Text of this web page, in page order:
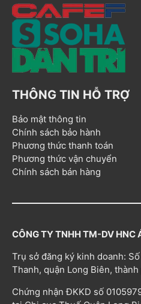
THÔNG TIN HỖ TRỢ
Bảo mật thông tin
Chính sách bảo hành
Phương thức thanh toán
Phương thức vận chuyển
Chính sách bán hàng
CÔNG TY TNHH TM-DV HNC
Trụ sở đăng ký kinh doanh:
Thanh, quận Long Biên, thành
Chứng nhận ĐKKD số